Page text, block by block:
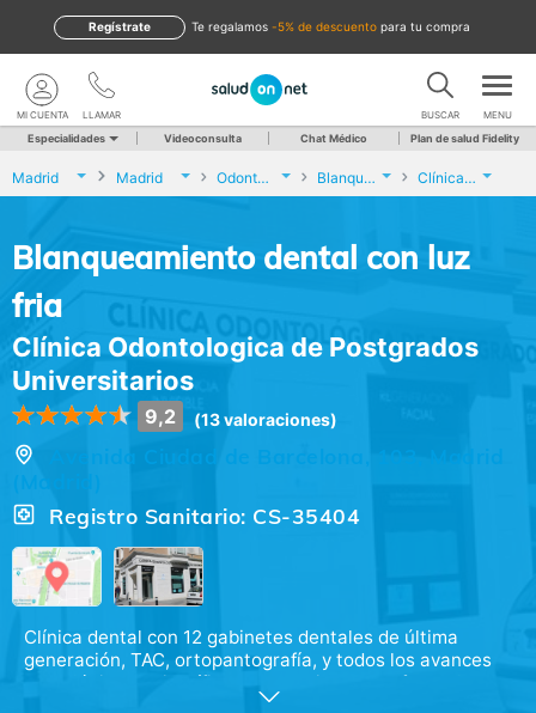
te regalamos -5% de descuento para tu compra
Regístrate
LLAMAR
MI CUENTA BUSCAR MENU
Especialidades Videoconsulta Chat Médico Plan de salud Fidelity
Madrid Madrid Odontología Blanqueamiento dental con luz fria Clínica Odontologica de Postgrados Universitarios
Blanqueamiento dental con luz
fria
Clínica Odontologica de Postgrados
Universitarios
9,2 (13 valoraciones)
Registro Sanitario: CS-35404
Clínica dental con 12 gabinetes dentales de última
generación, TAC, ortopantografía, y todos los avances
tecnológicos y científicos necesarios para ofrecer la